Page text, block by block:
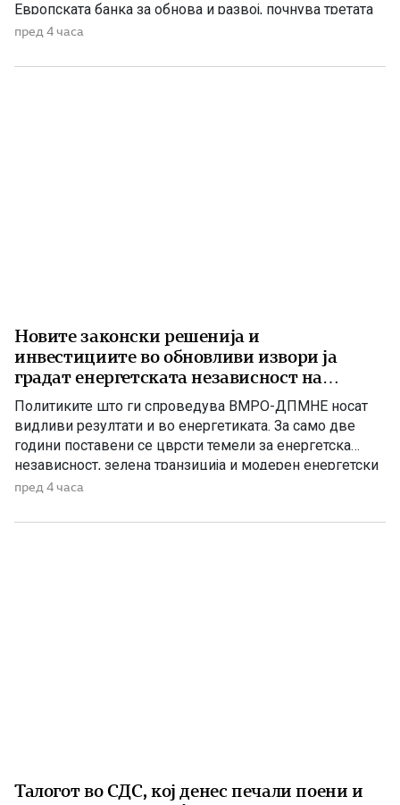
Европската банка за обнова и развој, почнува третата
фаза од финансирањето на железничката делница
8. На потпишувањето во Владата присуствуваа
пред 4 часа
Новите законски решенија и
инвестициите во обновливи извори ја
градат енергетската независност на
Македонија
Политиките што ги спроведува ВМРО-ДПМНЕ носат
видливи резултати и во енергетиката. За само две
години поставени се цврсти темели за енергетска
независност, зелена транзиција и модерен енергетски
систем кој ќе обезбеди сигурност, нови инвестиции и
има нов Закон за енергетика, усогласен со европските
пред 4 часа
Талогот во СДС, кој денес печали поени и